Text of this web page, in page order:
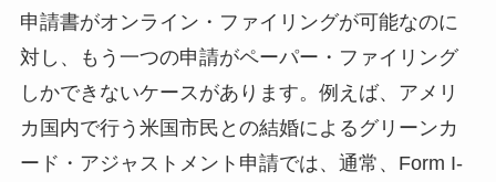
申請書がオンライン・ファイリングが可能なのに
対し、もう一つの申請がペーパー・ファイリング
しかできないケースがあります。例えば、アメリ
カ国内で行う米国市民との結婚によるグリーンカ
ード・アジャストメント申請では、通常、Form I-